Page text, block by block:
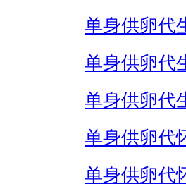
单身供卵代
单身供卵代
单身供卵代
单身供卵代
单身供卵代